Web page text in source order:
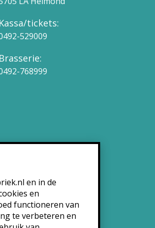
en in de
en
functioneren van
te verbeteren en
Kassa/tickets:
529009
Brasserie:
768999